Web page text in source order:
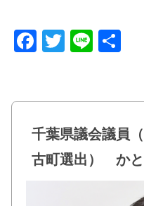
F
e
b
o
T
er
Li
千葉県議会議員
古町選出） か